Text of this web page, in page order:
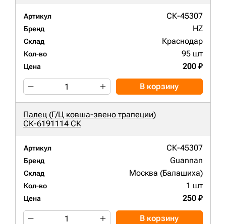
Артикул СК-45307
Бренд HZ
Склад Краснодар
Кол-во 95 шт
Цена 200 ₽
В корзину
Палец (Г/Ц ковша-звено трапеции)
СК-6191114 СК
Артикул СК-45307
Бренд Guannan
Склад Москва (Балашиха)
Кол-во 1 шт
Цена 250 ₽
В корзину